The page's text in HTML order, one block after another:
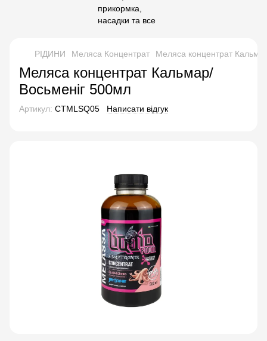
РІДИНИ Меляса Концентрат Меляса концентрат
Меляса концентрат Кальмар/
Восьменіг 500мл
Артикул: CTMLSQ05 Написати відгук